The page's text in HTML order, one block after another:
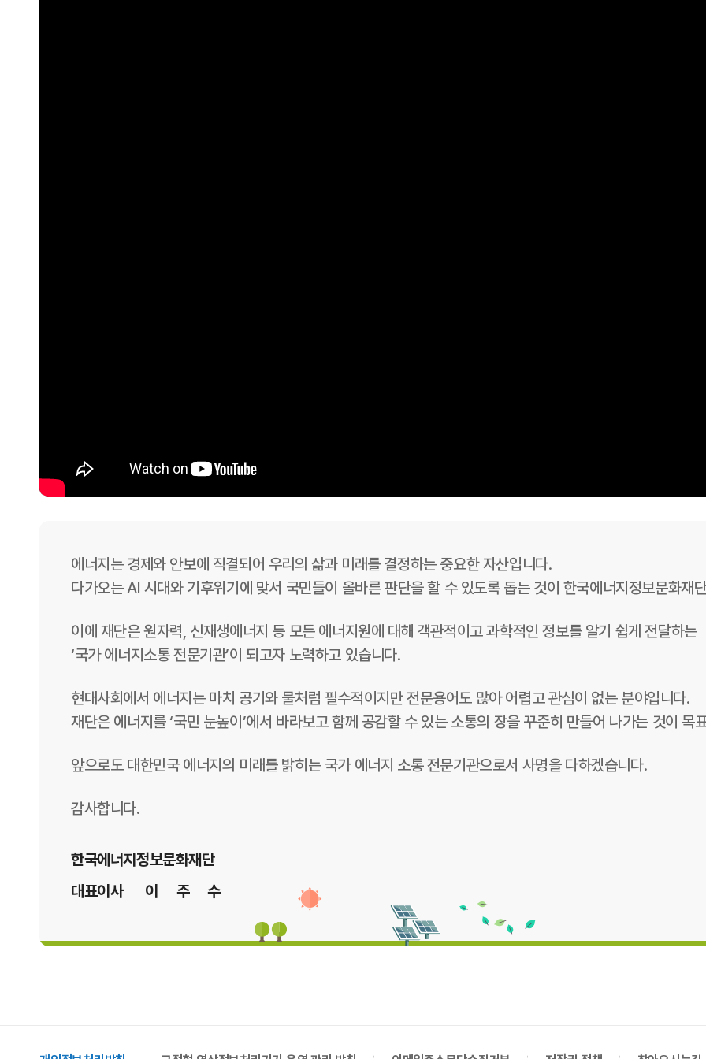
에너지는 경제와 안보에 직결되어 우리의 삶과 미래를 결정하는 중요한 자산입니다.
다가오는 AI 시대와 기후위기에 맞서 국민들이 올바른 판단을 할 수 있도록 돕는 것이 한국에너지정보문화재
이에 재단은 원자력, 신재생에너지 등 모든 에너지원에 대해 객관적이고 과학적인 정보를 알기 쉽게 전달하는
‘국가 에너지소통 전문기관’이 되고자 노력하고 있습니다.
현대사회에서 에너지는 마치 공기와 물처럼 필수적이지만 전문용어도 많아 어렵고 관심이 없는 분야입니다.
재단은 에너지를 ‘국민 눈높이’에서 바라보고 함께 공감할 수 있는 소통의 장을 꾸준히 만들어 나가는 것이 목
앞으로도 대한민국 에너지의 미래를 밝히는 국가 에너지 소통 전문기관으로서 사명을 다하겠습니다.
감사합니다.
한국에너지정보문화재단
대표이사 이 주 수